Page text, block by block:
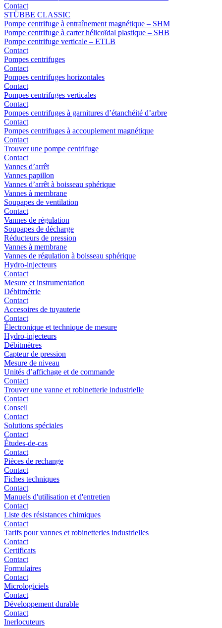
Contact
STÜBBE CLASSIC
Pompe centrifuge à entraînement magnétique – SHM
Pompe centrifuge à carter hélicoïdal plastique – SHB
Pompe centrifuge verticale – ETLB
Contact
Pompes centrifuges
Contact
Pompes centrifuges horizontales
Contact
Pompes centrifuges verticales
Contact
Pompes centrifuges à garnitures d’étanchéité d’arbre
Contact
Pompes centrifuges à accouplement magnétique
Contact
Trouver une pompe centrifuge
Contact
Vannes d’arrêt
Vannes papillon
Vannes d’arrêt à boisseau sphérique
Vannes à membrane
Soupapes de ventilation
Contact
Vannes de régulation
Soupapes de décharge
Réducteurs de pression
Vannes à membrane
Vannes de régulation à boisseau sphérique
Hydro-injecteurs
Contact
Mesure et instrumentation
Débitmétrie
Contact
Accesoires de tuyauterie
Contact
Électronique et technique de mesure
Hydro-injecteurs
Débitmètres
Capteur de pression
Mesure de niveau
Unités d’affichage et de commande
Contact
Trouver une vanne et robinetterie industrielle
Contact
Conseil
Contact
Solutions spéciales
Contact
Études-de-cas
Contact
Pièces de rechange
Contact
Fiches techniques
Contact
Manuels d'utilisation et d'entretien
Contact
Liste des résistances chimiques
Contact
Tarifs pour vannes et robinetteries industrielles
Contact
Certificats
Contact
Formulaires
Contact
Micrologiciels
Contact
Développement durable
Contact
Inerlocuteurs